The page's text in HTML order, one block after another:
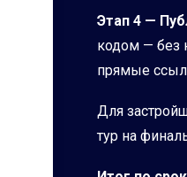
Этап 4 —
кодом — без
прямые
Для
тур на